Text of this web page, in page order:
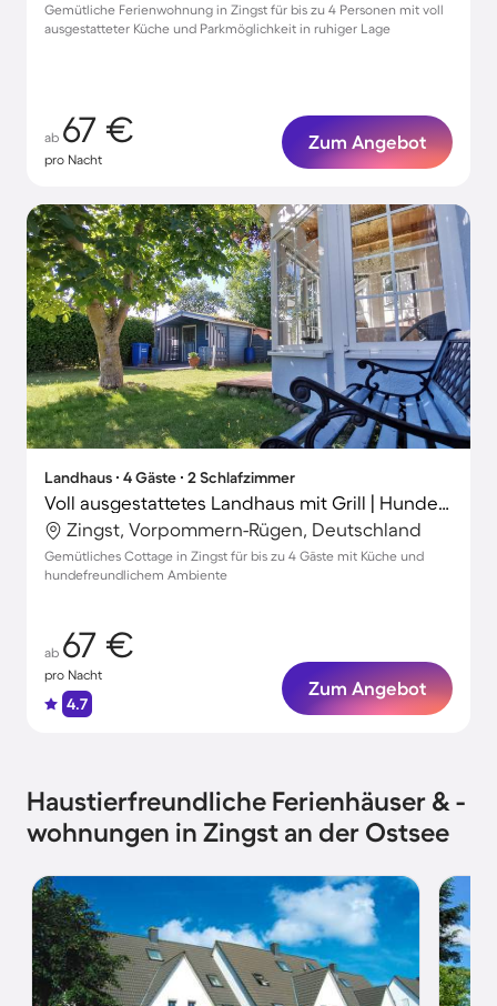
Gemütliche Ferienwohnung in Zingst für bis zu 4 Personen mit voll
ausgestatteter Küche und Parkmöglichkeit in ruhiger Lage
ab 67 €
pro Nacht
Zum Angebot
Landhaus ∙ 4 Gäste ∙ 2 Schlafzimmer
Voll ausgestattetes Landhaus mit Grill | Hunde erlaubt
Zingst, Vorpommern-Rügen, Deutschland
Gemütliches Cottage in Zingst für bis zu 4 Gäste mit Küche und
hundefreundlichem Ambiente
ab 67 €
pro Nacht
4.7
Zum Angebot
Haustierfreundliche Ferienhäuser & -
wohnungen in Zingst an der Ostsee